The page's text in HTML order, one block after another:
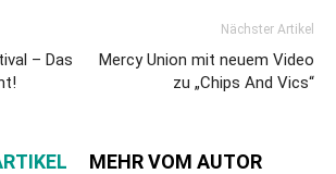
– Das
Nächster Artikel
Mercy Union mit neuem Video
zu „Chips And Vics“
MEHR VOM AUTOR